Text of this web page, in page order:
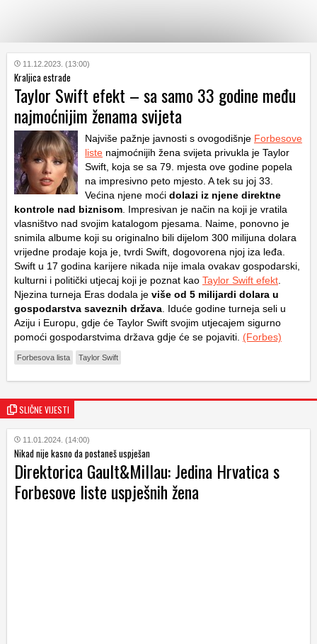
KATEGORIJE
HRVATSKI
WEB
11.12.2023. (13:00)
Kraljica estrade
Taylor Swift efekt – sa samo 33 godine među
najmoćnijim ženama svijeta
Najviše pažnje javnosti s ovogodišnje Forbesove
liste najmoćnijih žena svijeta privukla je Taylor
Swift, koja se sa 79. mjesta ove godine popela
na impresivno peto mjesto. A tek su joj 33.
Većina njene moći dolazi iz njene direktne
kontrole nad biznisom . Impresivan je način na koji je vratila
vlasništvo nad svojim katalogom pjesama. Naime, ponovno je
snimila albume koji su originalno bili dijelom 300 milijuna dolara
vrijedne prodaje koja je, tvrdi Swift, dogovorena njoj iza leđa.
Swift u 17 godina karijere nikada nije imala ovakav gospodarski,
kulturni i politički utjecaj koji je poznat kao Taylor Swift efekt
Njezina turneja Eras dodala je više od 5 milijardi dolara u
gospodarstva saveznih država . Iduće godine turneja seli u
Aziju i Europu, gdje će Taylor Swift svojim utjecajem sigurno
pomoći gospodarstvima država gdje će se pojaviti. (Forbes)
Forbesova lista Taylor Swift
SLIČNE VIJESTI
11.01.2024. (14:00)
Nikad nije kasno da postaneš uspješan
Direktorica Gault&Millau: Jedina Hrvatica s
Forbesove liste uspješnih žena